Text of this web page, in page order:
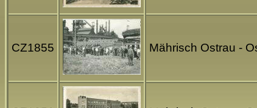
CZ1855 Mährisch Ostrau -